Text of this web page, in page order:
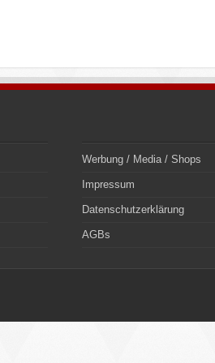
Werbung / Media / Shops
Impressum
Datenschutzerklärung
AGBs